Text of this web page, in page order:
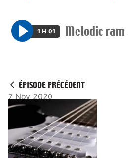
P
1 H 01 Melodic ram
ÉPISODE PRÉCÉDENT
7 Nov 2020